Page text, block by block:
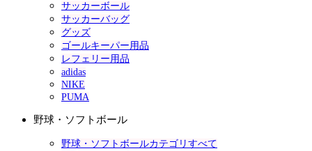
サッカーボール
サッカーバッグ
グッズ
ゴールキーパー用品
レフェリー用品
adidas
NIKE
PUMA
野球・ソフトボール
野球・ソフトボールカテゴリすべて